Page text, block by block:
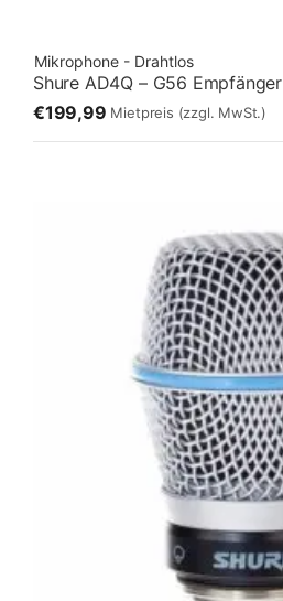
Mikrophone - Drahtlos
Shure AD4Q – G56 Empfänger
€199,99 Mietpreis (zzgl. MwSt.)